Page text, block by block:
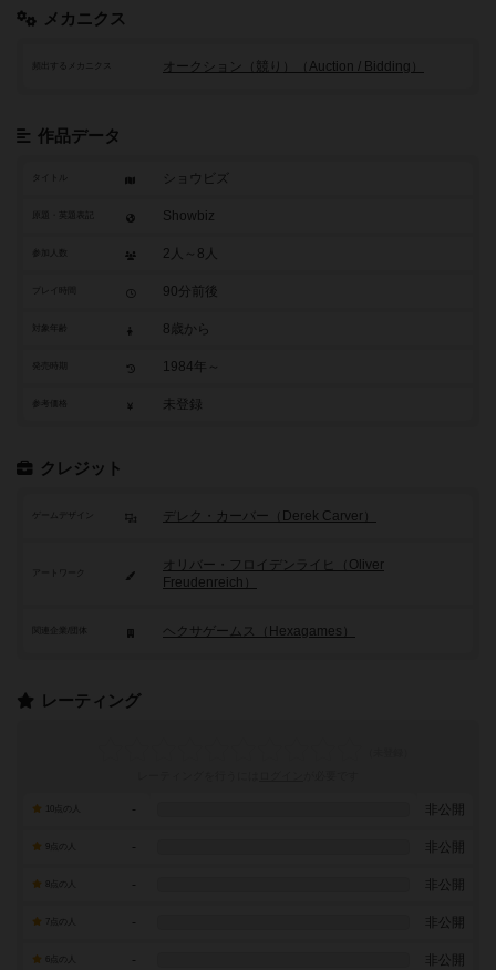
メカニクス
頻出するメカニクス オークション（競り）（Auction / Bidding）
作品データ
タイトル ショウビズ
Showbiz
参加人数 2人～8人
90分前後
8歳から
1984年～
参考価格 未登録
クレジット
ゲームデザイン デレク・カーバー（Derek Carver）
アートワーク
オリバー・フロイデンライヒ（Oliver
Freudenreich）
ヘクサゲームス（Hexagames）
レーティング
- 非公開
- 非公開
- 非公開
7点の人 - 非公開
- 非公開